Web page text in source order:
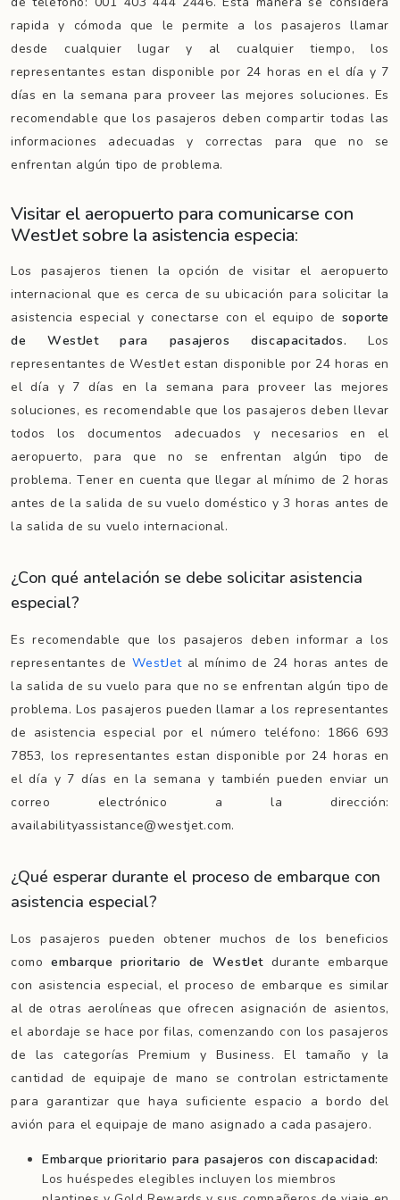
rapida y cómoda que le permite a los pasajeros llamar
desde cualquier lugar y al cualquier tiempo, los
representantes estan disponible por 24 horas en el día y 7
días en la semana para proveer las mejores soluciones. Es
recomendable que los pasajeros deben compartir todas las
informaciones adecuadas y correctas para que no se
enfrentan algún tipo de problema.
Visitar el aeropuerto para comunicarse con
WestJet sobre la asistencia especia:
Los pasajeros tienen la opción de visitar el aeropuerto
internacional que es cerca de su ubicación para solicitar la
asistencia especial y conectarse con el equipo de soporte
de WestJet para pasajeros discapacitados. Los
representantes de WestJet estan disponible por 24 horas en
el día y 7 días en la semana para proveer las mejores
soluciones, es recomendable que los pasajeros deben llevar
todos los documentos adecuados y necesarios en el
aeropuerto, para que no se enfrentan algún tipo de
problema. Tener en cuenta que llegar al mínimo de 2 horas
antes de la salida de su vuelo doméstico y 3 horas antes de
la salida de su vuelo internacional.
¿Con qué antelación se debe solicitar asistencia
especial?
Es recomendable que los pasajeros deben informar a los
representantes de WestJetal mínimo de 24 horas antes de
la salida de su vuelo para que no se enfrentan algún tipo de
problema. Los pasajeros pueden llamar a los representantes
de asistencia especial por el número teléfono: 1866 693
7853, los representantes estan disponible por 24 horas en
el día y 7 días en la semana y también pueden enviar un
correo electrónico a la dirección:
availabilityassistance@westjet.com.
¿Qué esperar durante el proceso de embarque con
asistencia especial?
Los pasajeros pueden obtener muchos de los beneficios
comoembarque prioritario de WestJetdurante embarque
con asistencia especial, el proceso de embarque es similar
al de otras aerolíneas que ofrecen asignación de asientos,
el abordaje se hace por filas, comenzando con los pasajeros
de las categorías Premium y Business. El tamaño y la
cantidad de equipaje de mano se controlan estrictamente
para garantizar que haya suficiente espacio a bordo del
avión para el equipaje de mano asignado a cada pasajero.
Embarque prioritario para pasajeros con discapacidad:
Los huéspedes elegibles incluyen los miembros